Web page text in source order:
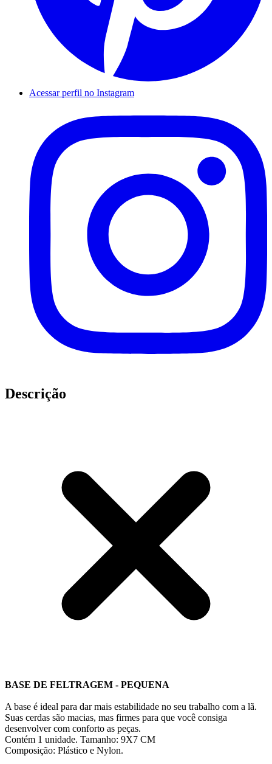
Acessar perfil no Instagram
Descrição
BASE DE FELTRAGEM - PEQUENA
A base é ideal para dar mais estabilidade no seu trabalho com a lã.
Suas cerdas são macias, mas firmes para que você consiga
desenvolver com conforto as peças.
Contém 1 unidade. Tamanho: 9X7 CM
Composição: Plástico e Nylon.